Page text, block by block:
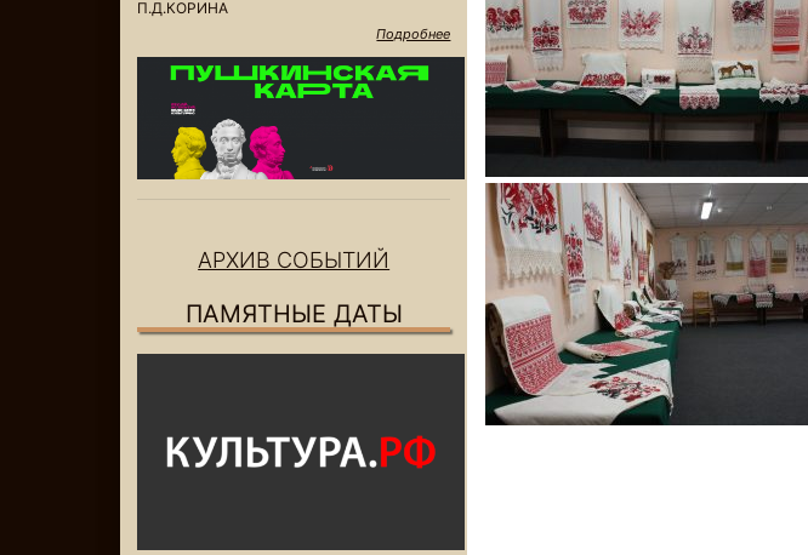
П.Д.КОРИНА
Подробнее
АРХИВ СОБЫТИЙ
ПАМЯТНЫЕ ДАТЫ